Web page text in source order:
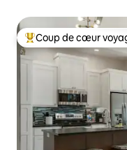
Coups de cœur
Coup de cœur